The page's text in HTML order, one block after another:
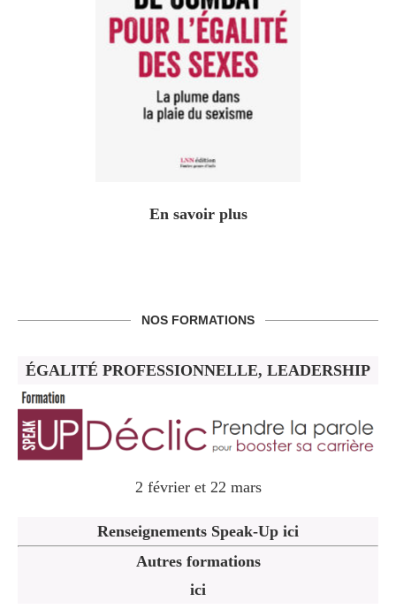
En savoir plus
NOS FORMATIONS
ÉGALITÉ PROFESSIONNELLE, LEADERSHIP
2 février et 22 mars
Renseignements Speak-Up ici
Autres formations
ici